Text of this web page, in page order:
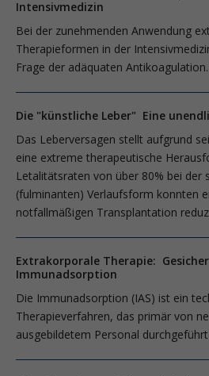
Intensivmedizin
Bei der zunehmenden Anwendung
Therapieformen in der
Frage der adäquaten Antikoagulation.
Die "künstliche Leber" Eine
Das Leberversagen stellt aufgrund
eine extreme therapeutische
Letalitätsraten von über 80% bei der
(fulminanten) Verlaufsform konnten
notfallmäßigen Transplantation
Extrakorporale Therapie:
Immunadsorption
Die Immunadsorption (IAS) ist ein
Therapieverfahren, das primär von
ausgebildetem Personal